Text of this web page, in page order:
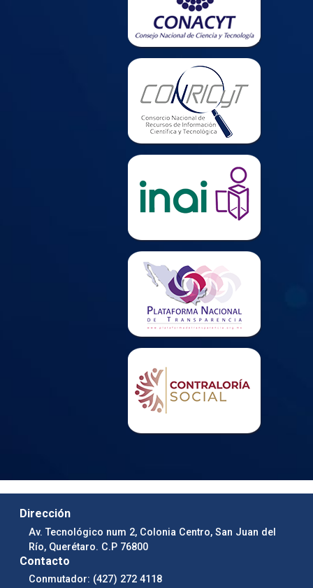
Dirección
Av. Tecnológico num 2, Colonia Centro, San Juan del
Río, Querétaro. C.P 76800
Contacto
Conmutador: (427) 272 4118